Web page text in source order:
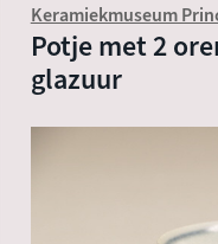
Keramiekmuseum
Potje met 2
glazuur